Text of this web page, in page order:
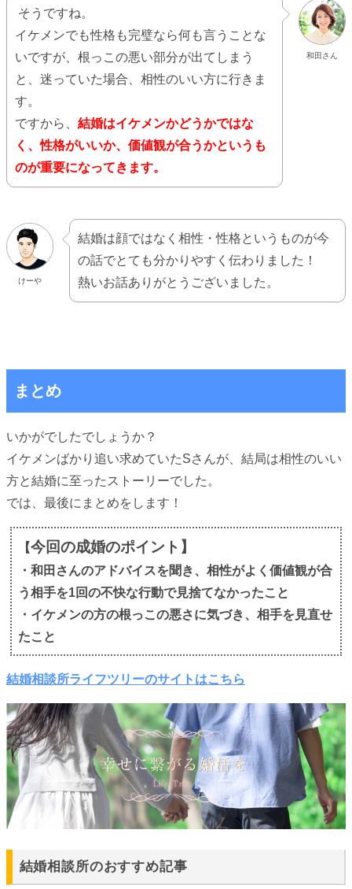
和田さん
そうですね。
イケメンでも性格も完璧なら何も言うことな
いですが、根っこの悪い部分が出てしまう
と、迷っていた場合、相性のいい方に行きま
す。
ですから、 結婚はイケメンかどうかではな
く、性格がいいか、価値観が合うかというも
のが重要になってきます。
けーや
結婚は顔ではなく相性・性格というものが今
の話でとても分かりやすく伝わりました！
熱いお話ありがとうございました。
まとめ
いかがでしたでしょうか？
イケメンばかり追い求めていたSさんが、結局は相性のいい
方と結婚に至ったストーリーでした。
では、最後にまとめをします！
【今回の成婚のポイント】
・和田さんのアドバイスを聞き、相性がよく価値観が合
う相手を1回の不快な行動で見捨てなかったこと
・イケメンの方の根っこの悪さに気づき、相手を見直せ
たこと
結婚相談所ライフツリーのサイトはこちら
結婚相談所のおすすめ記事